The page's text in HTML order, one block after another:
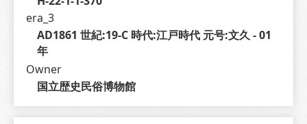
era_3
AD1861 世紀:19-C 時代:江戸時代 元号:文久 - 01
年
Owner
国立歴史民俗博物館